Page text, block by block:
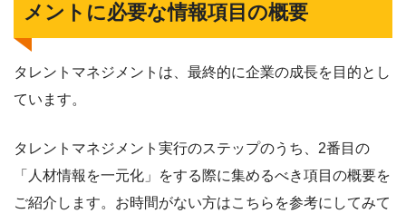
メントに必要な情報項目の概要
タレントマネジメントは、最終的に企業の成長を目的とし
ています。
タレントマネジメント実行のステップのうち、2番目の
「人材情報を一元化」をする際に集めるべき項目の概要を
ご紹介します。お時間がない方はこちらを参考にしてみて